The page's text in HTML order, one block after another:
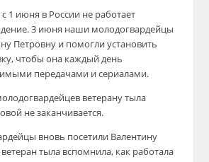
1 июня в России не работает
3 июня наши молодогвардейцы
Петровну и помогли установить
чтобы она каждый день
передачами и сериалами.
ветерану тыла
не заканчивается.
вновь посетили Валентину
ветеран тыла вспомнила, как работала